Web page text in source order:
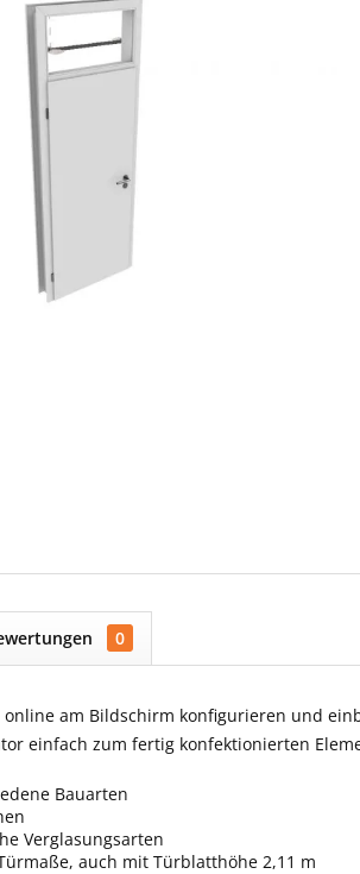
0
am Bildschirm konfigurieren und
einfach zum fertig konfektionierten
Bauarten
Verglasungsarten
auch mit Türblatthöhe 2,11 m